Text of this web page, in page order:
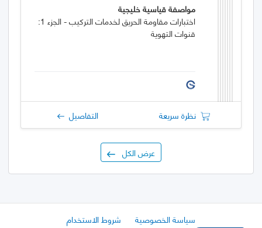
مواصفة قياسية خليجية
اختبارات مقاومة الحريق لخدمات التركيب - الجزء 1:
قنوات التهوية
نظرة سريعة التفاصيل
عرض الكل
سياسة الخصوصية شروط الاستخدام